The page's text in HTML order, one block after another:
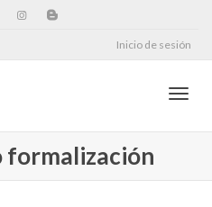
Inicio de sesión
formalización